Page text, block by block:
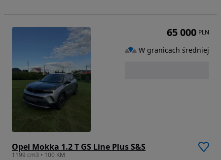
Opel Mokka 1.2 T GS Line Plus S&S
1199 cm3 • 100 KM
65 000 PLN
W granicach średniej